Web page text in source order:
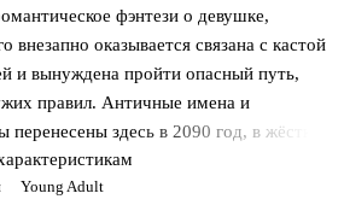
Young Adult
фэнтези о девушке,
внезапно оказывается связана с кастой
и вынуждена пройти опасный путь,
правил. Античные имена и
здесь в 2090 год, в жёсткую
социальным неравенством и
стоит между двумя мирами. В центре